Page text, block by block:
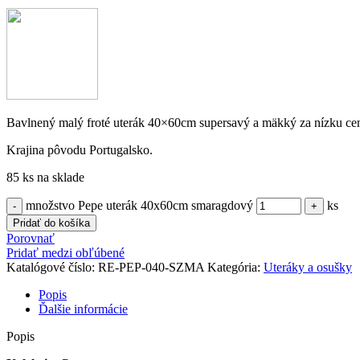
Bavlnený malý froté uterák 40×60cm supersavý a mäkký za nízku
Krajina pôvodu Portugalsko.
85 ks na sklade
množstvo Pepe uterák 40x60cm smaragdový ks
Pridať do košíka
Porovnať
Pridať medzi obľúbené
Katalógové číslo: RE-PEP-040-SZMA Kategória: Uteráky a osušky
Popis
Ďalšie informácie
Popis